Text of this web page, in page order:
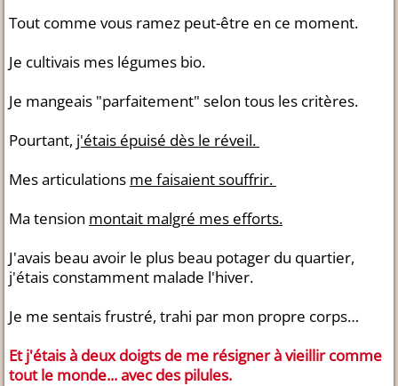
Tout comme vous ramez peut-être en ce moment.
Je cultivais mes légumes bio.
Je mangeais "parfaitement" selon tous les critères.
Pourtant, j'étais épuisé dès le réveil.
Mes articulations me faisaient souffrir.
Ma tension montait malgré mes efforts.
J'avais beau avoir le plus beau potager du quartier,
j'étais constamment malade l'hiver.
Je me sentais frustré, trahi par mon propre corps…
Et j'étais à deux doigts de me résigner à vieillir comme
tout le monde... avec des pilules.